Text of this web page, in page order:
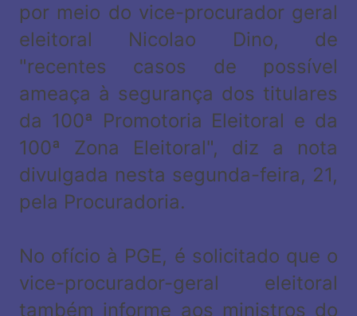
por meio do vice-procurador geral
eleitoral Nicolao Dino, de
"recentes casos de possível
ameaça à segurança dos titulares
da 100ª Promotoria Eleitoral e da
100ª Zona Eleitoral", diz a nota
divulgada nesta segunda-feira, 21,
pela Procuradoria.
No ofício à PGE, é solicitado que o
vice-procurador-geral eleitoral
também informe aos ministros do